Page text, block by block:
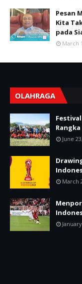
Pesan
Kita
pada
March
OLAHRAGA
June
March